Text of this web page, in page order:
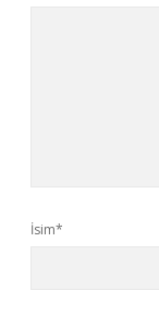
İsim*